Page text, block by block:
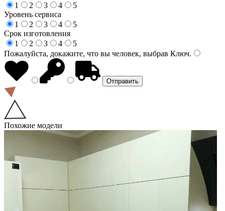
1
2 3 4
5
Уровень сервиса
1
2 3 4
5
Срок изготовления
1
2 3 4
5
Пожалуйста, докажите, что вы человек, выбрав Ключ.
Похожие модели